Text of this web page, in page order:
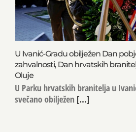
U Ivanić-Gradu obilježen Dan
zahvalnosti, Dan hrvatskih
Oluje
U Parku hrvatskih branitelja u
svečano obilježen [...]